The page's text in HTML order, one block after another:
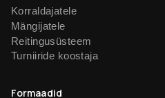
Korraldajatele
Mängijatele
Reitingusüsteem
Turniiride koostaja
Formaadid